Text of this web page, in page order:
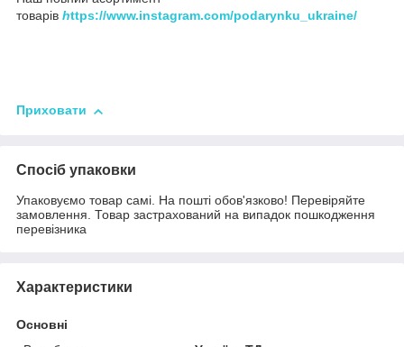
товарів https://www.instagram.com/podarynku_ukraine/
Приховати
Спосіб упаковки
Упаковуємо товар самі. На пошті обов'язково! Перевіряйте
замовлення. Товар застрахований на випадок пошкодження
перевізника
Характеристики
Основні